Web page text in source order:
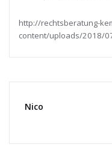
http://rechtsberatung-
content/uploads/2018/
Nico